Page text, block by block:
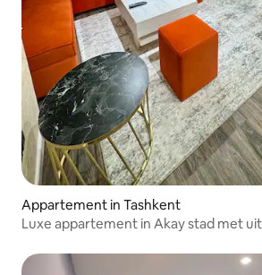
Appartement in Tashkent
Luxe appartement in Akay stad met